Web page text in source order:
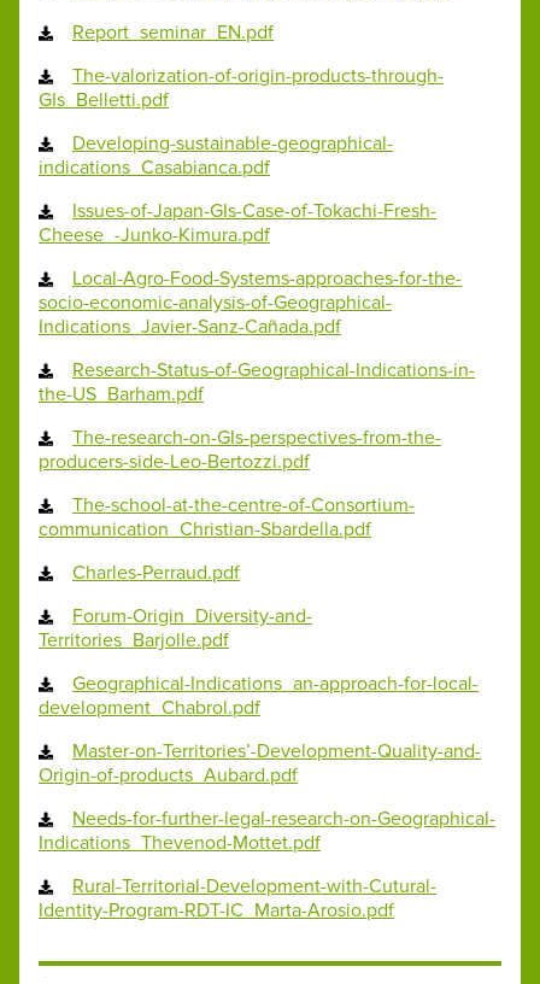
Report_seminar_EN.pdf
The-valorization-of-origin-products-through-
GIs_Belletti.pdf
Developing-sustainable-geographical-
indications_Casabianca.pdf
Issues-of-Japan-GIs-Case-of-Tokachi-Fresh-
Cheese_-Junko-Kimura.pdf
Local-Agro-Food-Systems-approaches-for-the-
socio-economic-analysis-of-Geographical-
Indications_Javier-Sanz-Cañada.pdf
Research-Status-of-Geographical-Indications-in-
the-US_Barham.pdf
The-research-on-GIs-perspectives-from-the-
producers-side-Leo-Bertozzi.pdf
The-school-at-the-centre-of-Consortium-
communication_Christian-Sbardella.pdf
Charles-Perraud.pdf
Forum-Origin_Diversity-and-
Territories_Barjolle.pdf
Geographical-Indications_an-approach-for-local-
development_Chabrol.pdf
Master-on-Territories’-Development-Quality-and-
Origin-of-products_Aubard.pdf
Needs-for-further-legal-research-on-Geographical-
Indications_Thevenod-Mottet.pdf
Rural-Territorial-Development-with-Cutural-
Identity-Program-RDT-IC_Marta-Arosio.pdf